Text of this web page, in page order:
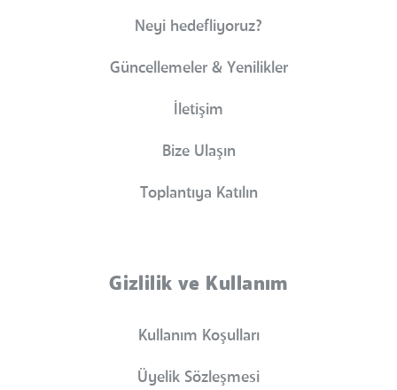
Neyi hedefliyoruz?
Güncellemeler & Yenilikler
İletişim
Bize Ulaşın
Toplantıya Katılın
Gizlilik ve Kullanım
Kullanım Koşulları
Üyelik Sözleşmesi